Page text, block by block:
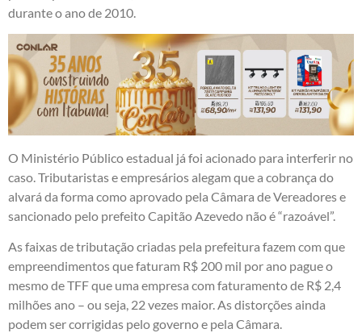
durante o ano de 2010.
O Ministério Público estadual já foi acionado para interferir no
caso. Tributaristas e empresários alegam que a cobrança do
alvará da forma como aprovado pela Câmara de Vereadores e
sancionado pelo prefeito Capitão Azevedo não é “razoável”.
As faixas de tributação criadas pela prefeitura fazem com que
empreendimentos que faturam R$ 200 mil por ano pague o
mesmo de TFF que uma empresa com faturamento de R$ 2,4
milhões ano – ou seja, 22 vezes maior. As distorções ainda
podem ser corrigidas pelo governo e pela Câmara.